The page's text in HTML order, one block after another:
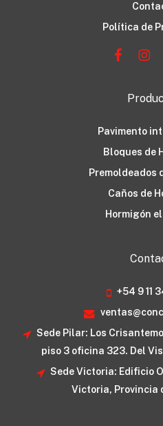
Política de
Pavimento
Bloques de
Premoldeados
Caños de
Hormigón
+54 9 11
Sede Pilar: Los
piso 3 oficina 323. Del
Sede Victoria: Edificio
Victoria, Provincia